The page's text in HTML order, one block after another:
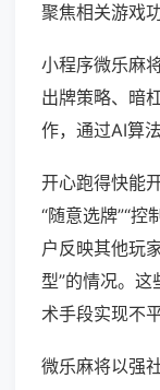
聚焦相关游戏
小程序微乐麻
出牌策略、暗
作，通过AI算
开心跑得快能
“随意选牌”“控
户反映其他玩
型”的情况。
术手段实现不
微乐麻将以强